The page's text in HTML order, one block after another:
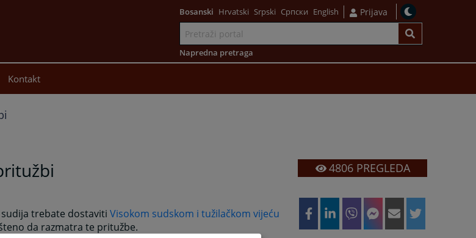
Bosanski Hrvatski Srpski Српски English Prijava
Napredna pretraga
Kontakt
trebate dostaviti Visokom sudskom i tužilačkom vijeću
da razmatra te pritužbe.
4806PREGLEDA